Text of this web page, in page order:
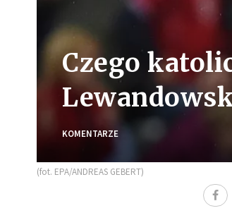
Czego
KOMENTARZE
(fot. EPA/ANDREAS GEBERT)